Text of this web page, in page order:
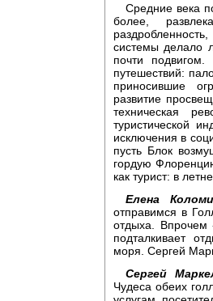
Средние века
более,
системы делало
почти
путешествий:
приносившие
развитие
техническая
туристической
исключения в
пусть Блок
гордую
как турист: в
Елена
отправимся в
отдыха. Впрочем
подталкивает
моря. Сергей
Сергей
Чудеса обеих